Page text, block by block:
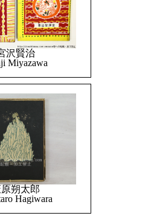
沢賢治
Miyazawa
朔太郎
Hagiwara